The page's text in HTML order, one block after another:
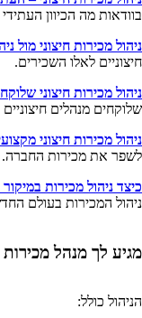
בוודאות מה הכיוון
ניהול מכירות חיצוני מול
חיצוניים לאלו השכירים.
ניהול מכירות חיצוני
שלוקחים מנהלים
ניהול מכירות חיצוני
לשפר את מכירות החברה.
כיצד ניהול מכירות
ניהול המכירות בעולם
מגיע לך מנהל מכירות
הניהול כולל: